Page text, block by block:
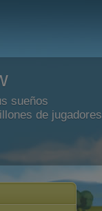
sueños
de